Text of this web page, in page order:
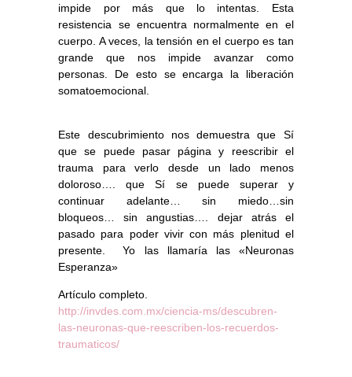
impide por más que lo intentas. Esta
resistencia se encuentra normalmente en el
cuerpo. A veces, la tensión en el cuerpo es tan
grande que nos impide avanzar como
personas. De esto se encarga la liberación
somatoemocional.
Este descubrimiento nos demuestra que Sí
que se puede pasar página y reescribir el
trauma para verlo desde un lado menos
doloroso…. que Sí se puede superar y
continuar adelante… sin miedo…sin
bloqueos… sin angustias….
dejar atrás el
pasado para poder vivir con más plenitud el
presente.
Yo las llamaría las «Neuronas
Esperanza»
Artículo completo.
http://invdes.com.mx/ciencia-ms/descubren-
las-neuronas-que-reescriben-los-recuerdos-
traumaticos/